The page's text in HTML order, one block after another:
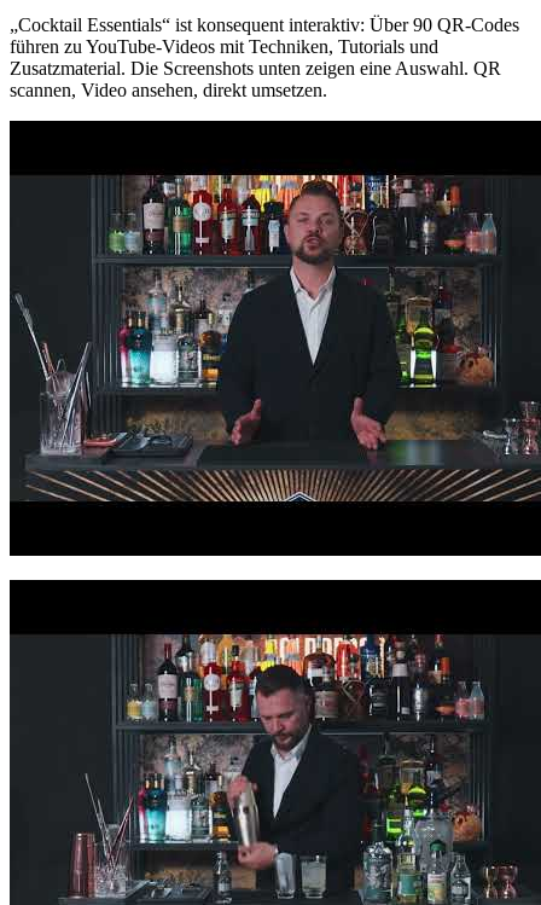
„Cocktail Essentials“ ist konsequent interaktiv: Über 90 QR-Codes
führen zu YouTube-Videos mit Techniken, Tutorials und
Zusatzmaterial. Die Screenshots unten zeigen eine Auswahl. QR
scannen, Video ansehen, direkt umsetzen.